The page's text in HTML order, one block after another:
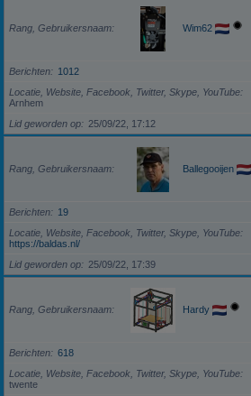
Rang, Gebruikersnaam Wim62
Berichten
1012
Locatie, Website, Facebook, Twitter, Skype, YouTube
Arnhem
Lid geworden op
25/09/22, 17:12
Rang, Gebruikersnaam Ballegooijen
Berichten
19
Locatie, Website, Facebook, Twitter, Skype, YouTube
https://baldas.nl/
Lid geworden op
25/09/22, 17:39
Rang, Gebruikersnaam Hardy
Berichten
618
Locatie, Website, Facebook, Twitter, Skype, YouTube
twente